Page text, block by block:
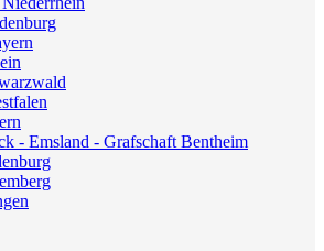
- Emsland - Grafschaft Bentheim